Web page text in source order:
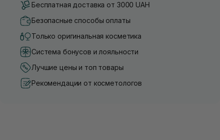
Бесплатная доставка от 3000 UAH
Безопасные способы оплаты
Только оригинальная косметика
Система бонусов и лояльности
Лучшие цены и топ товары
Рекомендации от косметологов